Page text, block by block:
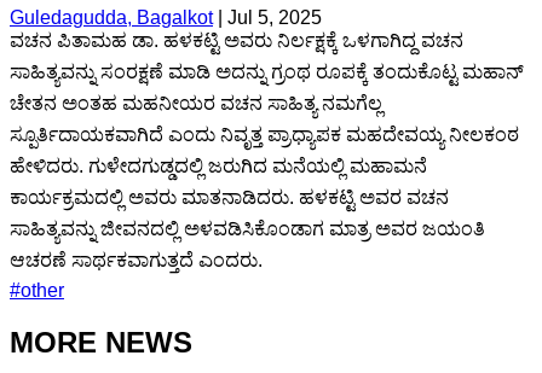
Guledagudda, Bagalkot| Jul 5, 2025
ವಚನ ಪಿತಾಮಹ ಡಾ. ಹಳಕಟ್ಟಿ ಅವರು ನಿರ್ಲಕ್ಷಕ್ಕೆ ಒಳಗಾಗಿದ್ದ ವಚನ
ಸಾಹಿತ್ಯವನ್ನು ಸಂರಕ್ಷಣೆ ಮಾಡಿ ಅದನ್ನು ಗ್ರಂಥ ರೂಪಕ್ಕೆ ತಂದುಕೊಟ್ಟ ಮಹಾನ್
ಚೇತನ ಅಂತಹ ಮಹನೀಯರ ವಚನ ಸಾಹಿತ್ಯ ನಮಗೆಲ್ಲ
ಸ್ಪೂರ್ತಿದಾಯಕವಾಗಿದೆ ಎಂದು ನಿವೃತ್ತ ಪ್ರಾಧ್ಯಾಪಕ ಮಹದೇವಯ್ಯ ನೀಲಕಂಠ
ಹೇಳಿದರು. ಗುಳೇದಗುಡ್ಡದಲ್ಲಿ ಜರುಗಿದ ಮನೆಯಲ್ಲಿ ಮಹಾಮನೆ
ಕಾರ್ಯಕ್ರಮದಲ್ಲಿ ಅವರು ಮಾತನಾಡಿದರು. ಹಳಕಟ್ಟಿ ಅವರ ವಚನ
ಸಾಹಿತ್ಯವನ್ನು ಜೀವನದಲ್ಲಿ ಅಳವಡಿಸಿಕೊಂಡಾಗ ಮಾತ್ರ ಅವರ ಜಯಂತಿ
ಆಚರಣೆ ಸಾರ್ಥಕವಾಗುತ್ತದೆ ಎಂದರು.
#other
MORE NEWS